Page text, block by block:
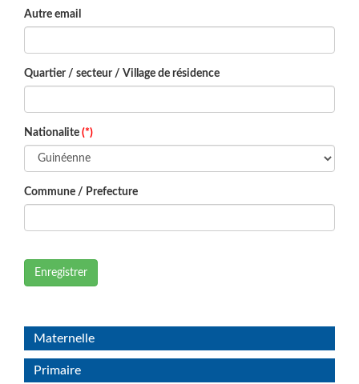
Autre email
Quartier / secteur / Village de résidence
Nationalite (*)
Commune / Prefecture
Enregistrer
Maternelle
Primaire